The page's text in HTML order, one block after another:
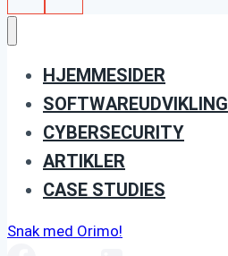
HJEMMESIDER
SOFTWAREUDVIKLING
CYBERSECURITY
ARTIKLER
CASE STUDIES
Snak med Orimo!